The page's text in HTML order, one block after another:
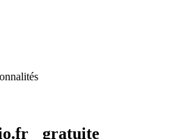
gratuite